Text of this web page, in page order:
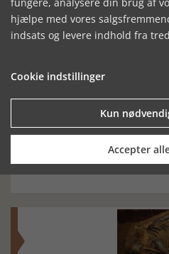
SE RELATEREDE
VED JORDEN AT
BLIVE
LYSENE
SLUKKES
hjælpe med vores
indsats og levere indhold fra
Cookie indstillinger
Kun
Accepter